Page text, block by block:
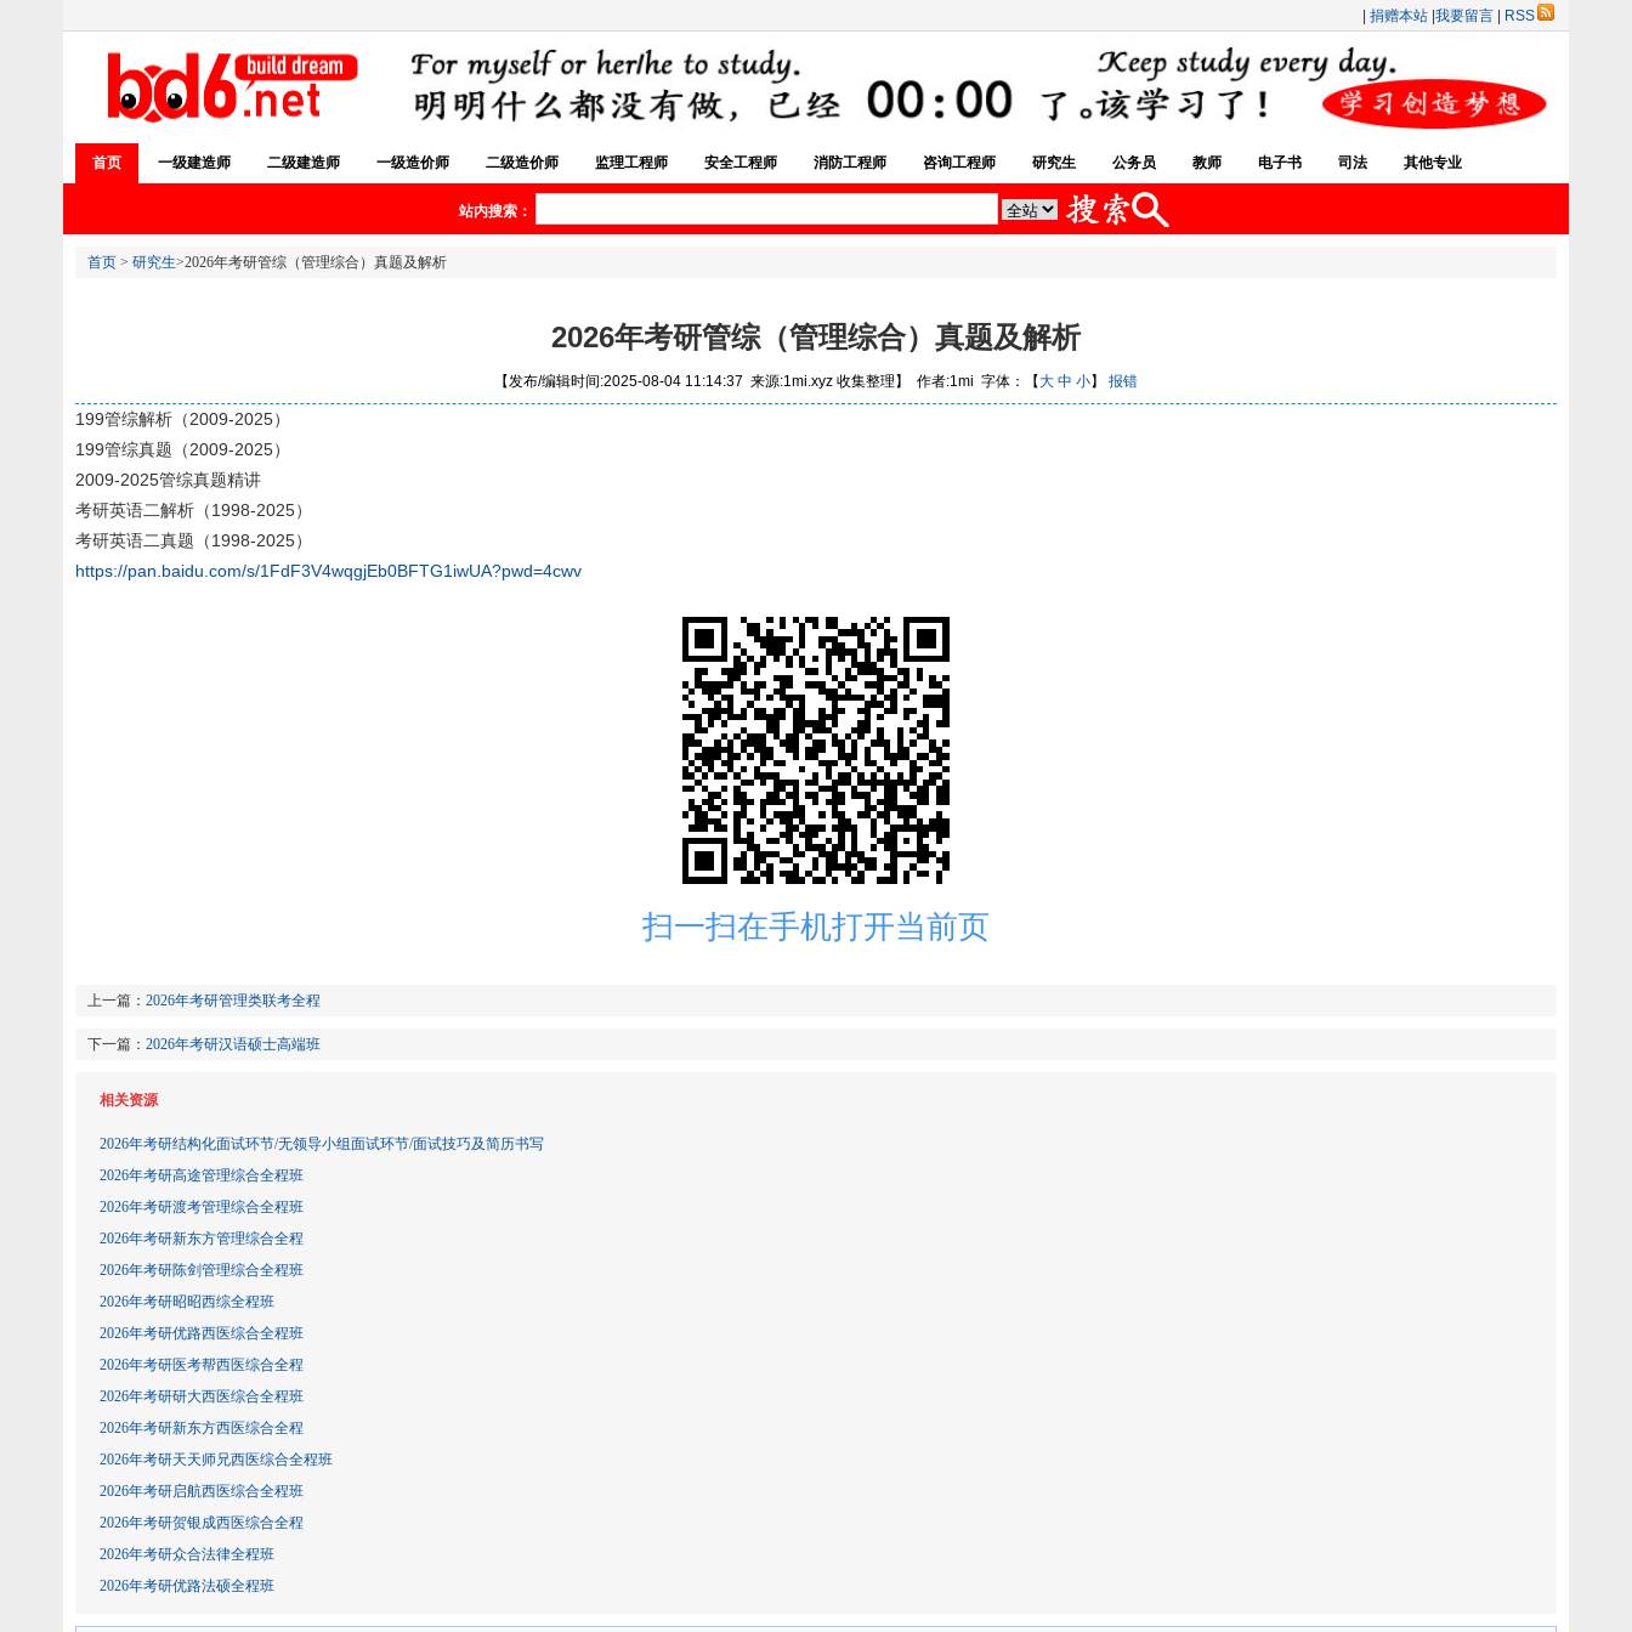
捐赠本站 我要留言 RSS
首页 一级建造师 二级建造师 一级造价师 二级造价师 监理工程师 安全工程师 消防工程师 咨询工程师 研究生 公务员 教师 电子书 司法 其他专业
站内搜索：
首页 > 研究生>2026年考研管综（管理综合）真题及解析
2026年考研管综（管理综合）真题及解析
【发布/编辑时间:2025-08-04 11:14:37 来源:1mi.xyz 收集整理】 作者:1mi 字体：【大 中 小】 报错
199管综解析（2009-2025）
199管综真题（2009-2025）
2009-2025管综真题精讲
考研英语二解析（1998-2025）
考研英语二真题（1998-2025）
https://pan.baidu.com/s/1FdF3V4wqgjEb0BFTG1iwUA?pwd=4cwv
扫一扫在手机打开当前页
上一篇： 2026年考研管理类联考全程
下一篇： 2026年考研汉语硕士高端班
相关资源
2026年考研结构化面试环节/无领导小组面试环节/面试技巧及简历书写
2026年考研高途管理综合全程班
2026年考研渡考管理综合全程班
2026年考研新东方管理综合全程
2026年考研陈剑管理综合全程班
2026年考研昭昭西综全程班
2026年考研优路西医综合全程班
2026年考研医考帮西医综合全程
2026年考研研大西医综合全程班
2026年考研新东方西医综合全程
2026年考研天天师兄西医综合全程班
2026年考研启航西医综合全程班
2026年考研贺银成西医综合全程
2026年考研众合法律全程班
2026年考研优路法硕全程班